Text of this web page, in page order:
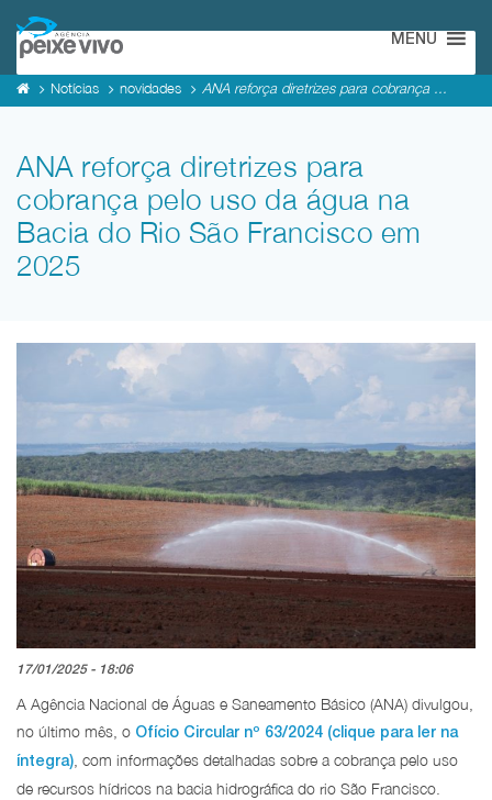
MENU
Notícias novidades ANA reforça diretrizes para cobrança ...
ANA reforça diretrizes para
cobrança pelo uso da água na
Bacia do Rio São Francisco em
2025
17/01/2025 - 18:06
A Agência Nacional de Águas e Saneamento Básico (ANA) divulgou,
no último mês, o Ofício Circular nº 63/2024 (clique para ler na
íntegra) , com informações detalhadas sobre a cobrança pelo uso
de recursos hídricos na bacia hidrográfica do rio São Francisco.